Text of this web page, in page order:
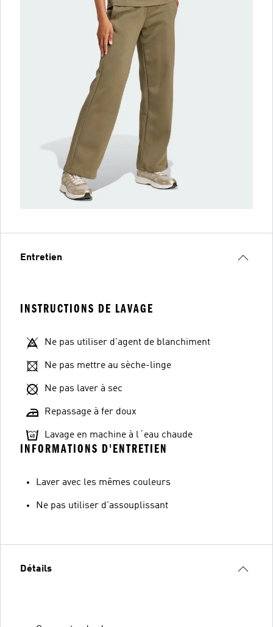
Entretien
INSTRUCTIONS DE LAVAGE
Ne pas utiliser d'agent de blanchiment
Ne pas mettre au sèche-linge
Ne pas laver à sec
Repassage à fer doux
Lavage en machine à l´eau chaude
INFORMATIONS D'ENTRETIEN
Laver avec les mêmes couleurs
Ne pas utiliser d'assouplissant
Détails